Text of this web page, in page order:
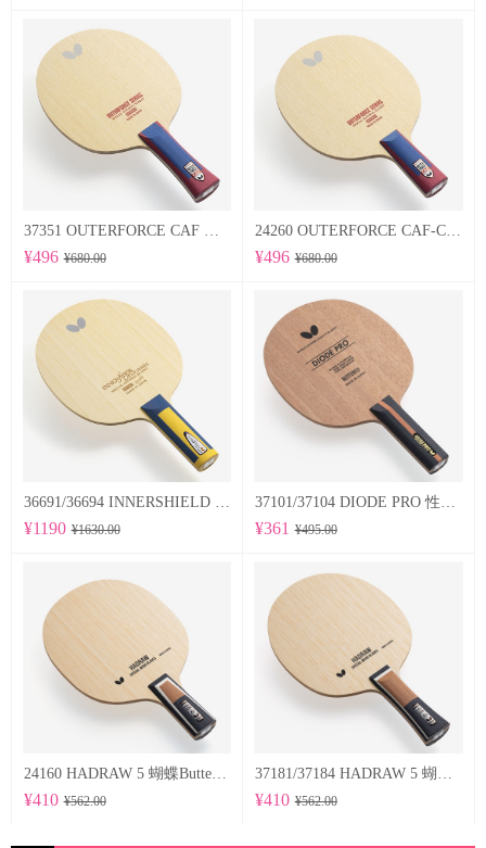
¥496 ¥680.00
24260 OUTERFORCE CAF-CS 蝴蝶Butterfly 专业底板
¥496 ¥680.00
¥1190 ¥1630.00 ¥361 ¥495.00
24160 HADRAW 5 蝴蝶Butterfly 专业底板
¥410 ¥562.00 ¥410 ¥562.00